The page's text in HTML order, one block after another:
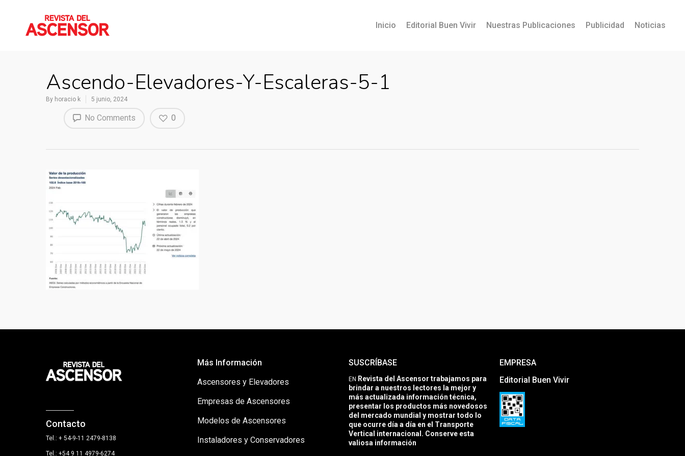
Inicio Editorial Buen Vivir Nuestras Publicaciones Publicidad Noticias
Ascendo-Elevadores-Y-Escaleras-5-1
By horacio k 5 junio, 2024
No Comments 0
Contacto
Tel.: + 54-9-11 2479-8138
Tel.: +54 9 11 4979-6274
Más Información
Ascensores y Elevadores
Empresas de Ascensores
Modelos de Ascensores
Instaladores y Conservadores
SUSCRÍBASE
EN Revista del Ascensor trabajamos para
brindar a nuestros lectores la mejor y
más actualizada información técnica,
presentar los productos más novedosos
del mercado mundial y mostrar todo lo
que ocurre día a día en el Transporte
Vertical internacional. Conserve esta
valiosa información
EMPRESA
Editorial Buen Vivir